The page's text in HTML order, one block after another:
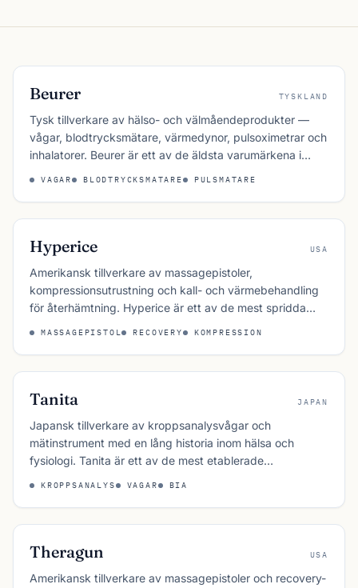
Beurer TYSKLAND
Tysk tillverkare av hälso- och välmåendeprodukter —
vågar, blodtrycksmätare, värmedynor, pulsoximetrar och
inhalatorer. Beurer är ett av de äldsta varumärkena i
VAGAR BLODTRYCKSMATARE PULSMATARE
Hyperice USA
Amerikansk tillverkare av massagepistoler,
kompressionsutrustning och kall- och värmebehandling
för återhämtning. Hyperice är ett av de mest spridda
MASSAGEPISTOL RECOVERY KOMPRESSION
Tanita JAPAN
Japansk tillverkare av kroppsanalysvågar och
mätinstrument med en lång historia inom hälsa och
fysiologi. Tanita är ett av de mest etablerade
KROPPSANALYS VAGAR BIA
Theragun USA
Amerikansk tillverkare av massagepistoler och recovery-